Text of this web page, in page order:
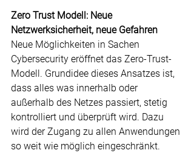
Zero Trust Modell: Neue
Netzwerksicherheit, neue Gefahren
Neue Möglichkeiten in Sachen
Cybersecurity eröffnet das Zero-Trust-
Modell. Grundidee dieses Ansatzes ist,
dass alles was innerhalb oder
außerhalb des Netzes passiert, stetig
kontrolliert und überprüft wird. Dazu
wird der Zugang zu allen Anwendungen
so weit wie möglich eingeschränkt.